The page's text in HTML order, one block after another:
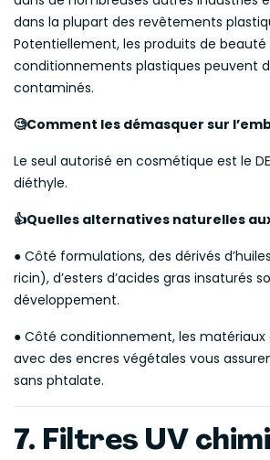
dans la plupart des revêtements
Potentiellement, les produits de beauté
conditionnements plastiques peuvent
contaminés.
🧐Comment les démasquer sur
Le seul autorisé en cosmétique est le
diéthyle.
👍Quelles alternatives naturelles
● Côté formulations, des dérivés
ricin), d’esters d’acides gras insaturés
développement.
● Côté conditionnement, les matériaux
avec des encres végétales vous
sans phtalate.
7. Filtres UV